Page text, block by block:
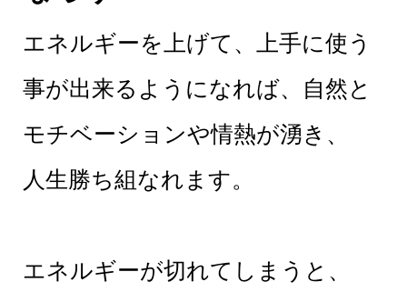
エネルギーを上げて、上手に使う
事が出来るようになれば、自然と
モチベーションや情熱が湧き、
人生勝ち組なれます。
エネルギーが切れてしまうと、